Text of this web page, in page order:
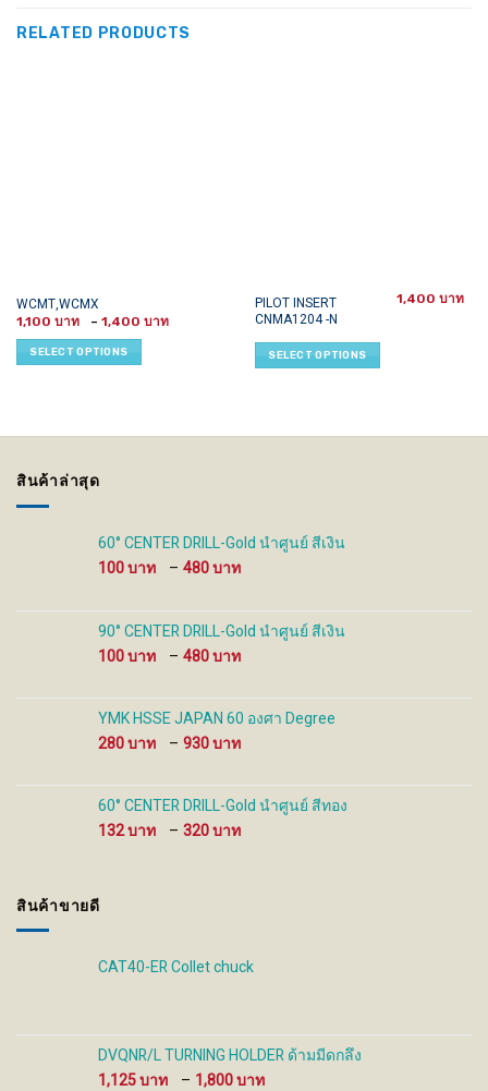
RELATED PRODUCTS
WCMT,WCMX
1,100 – 1,400
SELECT OPTIONS
This
product
has
multiple
chosen
on
PILOT INSERT
CNMA1204 -N
1,400
SELECT OPTIONS
This
product
has
multiple
product
สินค้าล่าสุด
60° CENTER DRILL-Gold นำศูนย์ สีเงิน
100
– 480
100 ฿
through
480 ฿
90° CENTER DRILL-Gold นำศูนย์ สีเงิน
100
– 480
100 ฿
through
YMK HSSE JAPAN 60 องศา Degree
280
– 930
280 ฿
through
930 ฿
60° CENTER DRILL-Gold นำศูนย์ สีทอง
132
– 320
สินค้าขายดี
CAT40-ER Collet chuck
DVQNR/L TURNING HOLDER ด้ามมีดกลึง
1,125
– 1,800